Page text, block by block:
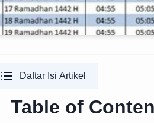
Daftar Isi Artikel
Table of